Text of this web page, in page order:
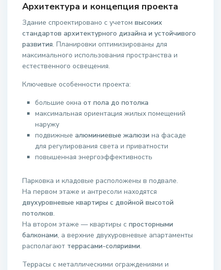
Архитектура и концепция проекта
Здание спроектировано с учетомвысоких
стандартов архитектурного дизайна и устойчивого
развития. Планировки оптимизированы для
максимального использования пространства и
естественного освещения.
Ключевые особенности проекта:
большие окнаот пола до потолка
максимальная ориентация жилых помещений
наружу
подвижныеалюминиевые жалюзи на фасаде
для регулирования света и приватности
повышенная энергоэффективность
Парковка и кладовые расположены в подвале.
На первом этаже и антресоли находятся
двухуровневые квартиры с двойной высотой
потолков.
На втором этаже — квартиры спросторными
балконами, а верхние двухуровневые апартаменты
располагают террасами-соляриями.
Террасы с металлическими ограждениями и